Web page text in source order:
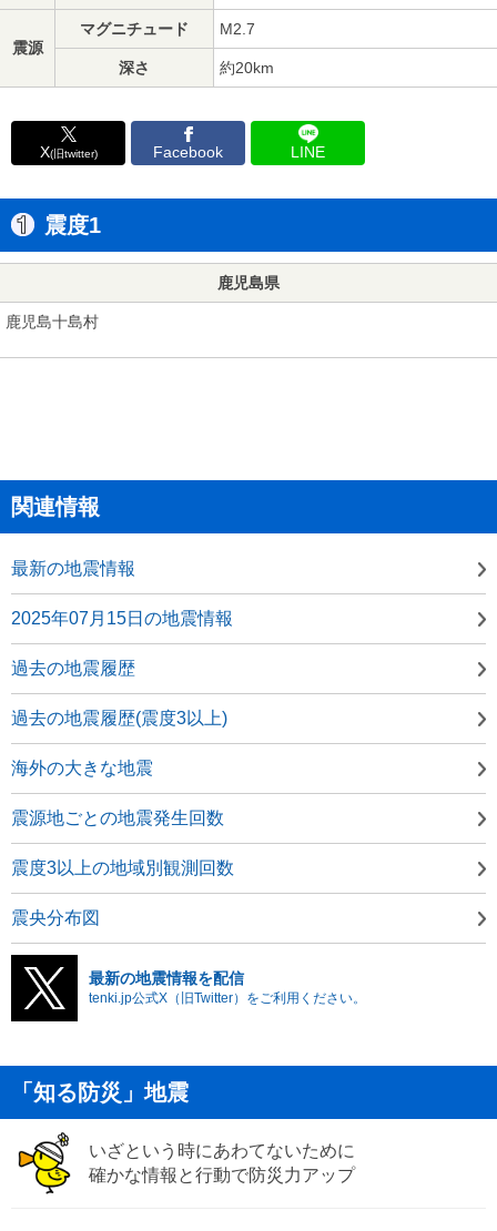
震源
マグニチュード M2.7
深さ 約20km
X(旧twitter) Facebook LINE
震度1
鹿児島県
鹿児島十島村
関連情報
最新の地震情報
2025年07月15日の地震情報
過去の地震履歴
過去の地震履歴(震度3以上)
海外の大きな地震
震源地ごとの地震発生回数
震度3以上の地域別観測回数
震央分布図
最新の地震情報を配信
tenki.jp公式X（旧Twitter）をご利用ください。
「知る防災」地震
いざという時にあわてないために
確かな情報と行動で防災力アップ